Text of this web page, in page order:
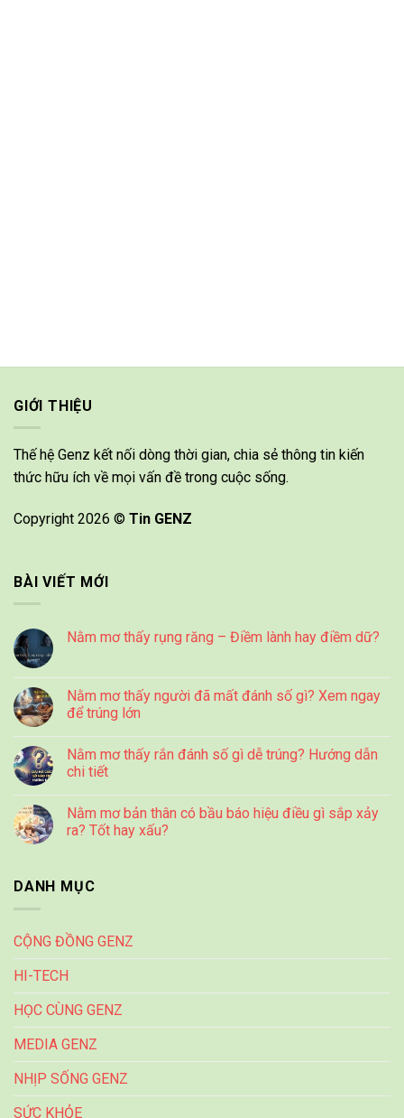
GIỚI THIỆU
Thế hệ Genz kết nối dòng thời gian, chia sẻ thông tin kiến
thức hữu ích về mọi vấn đề trong cuộc sống.
Copyright 2026 © Tin GENZ
BÀI VIẾT MỚI
Nằm mơ thấy rụng răng – Điềm lành hay điềm dữ?
Nằm mơ thấy người đã mất đánh số gì? Xem ngay
để trúng lớn
Nằm mơ thấy rắn đánh số gì dễ trúng? Hướng dẫn
chi tiết
Nằm mơ bản thân có bầu báo hiệu điều gì sắp xảy
ra? Tốt hay xấu?
DANH MỤC
CỘNG ĐỒNG GENZ
HI-TECH
HỌC CÙNG GENZ
MEDIA GENZ
NHỊP SỐNG GENZ
SỨC KHỎE